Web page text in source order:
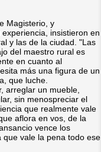
Magisterio, y
insistieron en
y las de la ciudad. "Las
del maestro rural es
en cuanto al
más una figura de un
que luche.
arreglar un mueble,
sin menospreciar el
que realmente vale
aflora en vos, de la
vence los
vale la pena todo ese